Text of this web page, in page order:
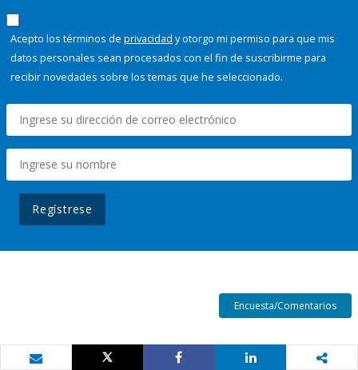
Acepto los términos de privacidad y otorgo mi permiso para que mis
datos personales sean procesados con el fin de suscribirme para
recibir novedades sobre los temas que he seleccionado.
Regístrese
Encuesta/Comentarios